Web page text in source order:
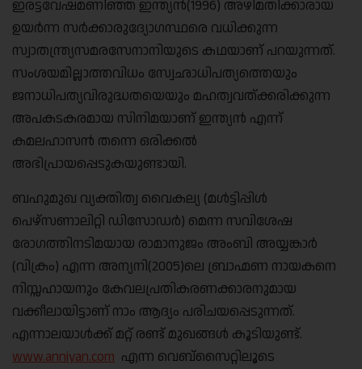
ഇരട്ടവേഷമണിഞ്ഞ ഇന്ത്യന്‍(1996) അഴിമതിക്കാരായ
ഉയര്‍ന്ന സര്‍ക്കാരുദ്യോഗസ്ഥരെ വധിക്കുന്ന
സ്വാതന്ത്ര്യസമരസേനാനിയുടെ കഥയാണ് പറയുന്നത്.
സംശയമില്ലാത്തവിധം സ്വേഛാധിപത്യത്തെയും
ജനാധിപത്യവിരുദ്ധതയെയും മഹത്വവത്ക്കരിക്കുന്ന
അപകടകരമായ സിനിമയാണ് ഇന്ത്യന്‍ എന്ന്
കമലഹാസന്‍ തന്നെ ഒരിക്കല്‍
അഭിപ്രായപ്പെടുകയുണ്ടായി.
ബഹുമുഖ വ്യക്തിത്വ വൈകല്യ (മള്‍ട്ടിപ്പിള്‍
പെഴ്സണാലിറ്റി ഡിസോഡര്‍) മെന്ന സവിശേഷ
രോഗത്തിനടിമയായ രാമാനുജം അംബി അയ്യങ്കാര്‍
(വിക്രം) എന്ന അന്യനി(2005)ലെ ബ്രാഹ്മണ നായകനെ
നിസ്സഹായനും കേവലപ്രതികരണക്കാരനുമായ
വക്കീലായിട്ടാണ് നാം ആദ്യം പരിചയപ്പെടുന്നത്.
എന്നാലയാള്‍ക്ക് മറ്റ് രണ്ട് മുഖങ്ങള്‍ കൂടിയുണ്ട്.
www.anniyan.com എന്ന വെബ്സൈറ്റിലൂടെ